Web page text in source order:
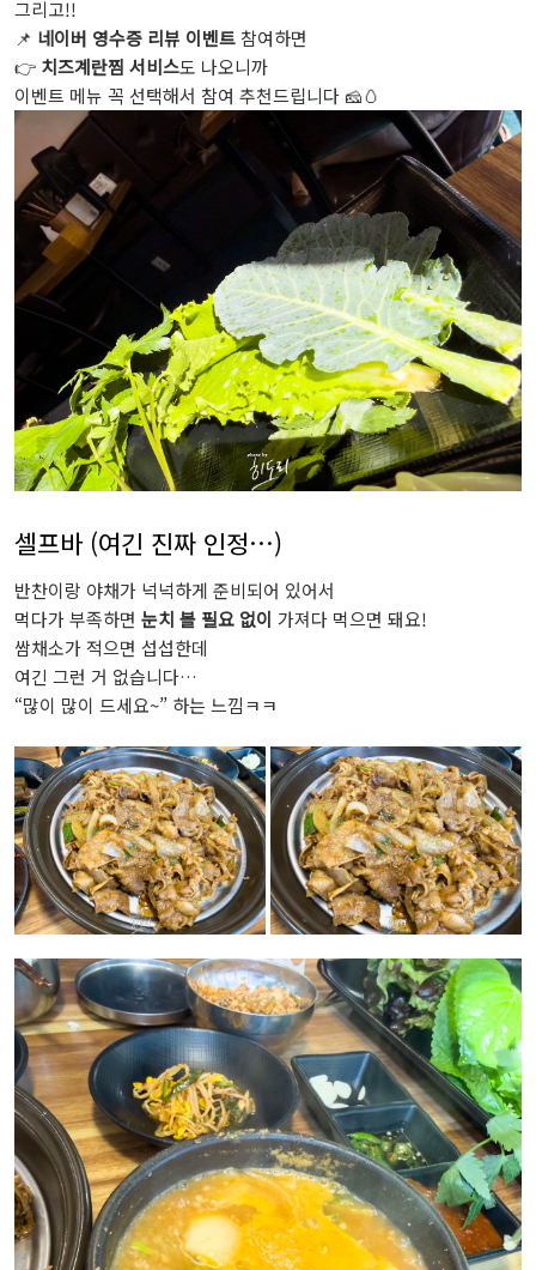
그리고!!
📌 네이버 영수증 리뷰 이벤트 참여하면
👉 치즈계란찜 서비스도 나오니까
이벤트 메뉴 꼭 선택해서 참여 추천드립니다 🧀🥚
셀프바 (여긴 진짜 인정…)
반찬이랑 야채가 넉넉하게 준비되어 있어서
먹다가 부족하면 눈치 볼 필요 없이 가져다 먹으면 돼요!
쌈채소가 적으면 섭섭한데
여긴 그런 거 없습니다…
“많이 많이 드세요~” 하는 느낌ㅋㅋ